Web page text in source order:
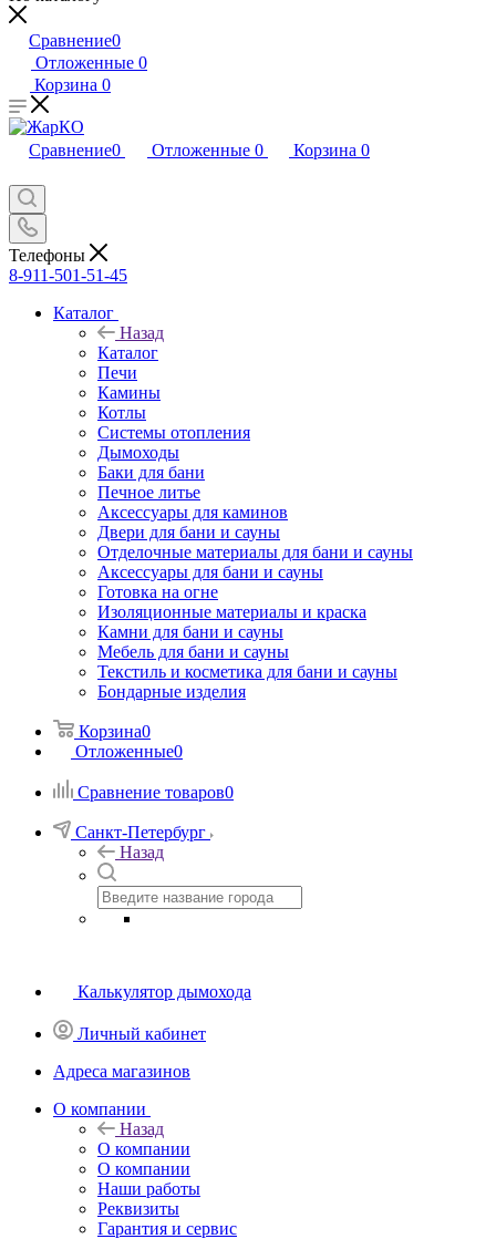
Сравнение0
Отложенные 0
Корзина 0
Сравнение0 Отложенные 0 Корзина 0
Телефоны
8-911-501-51-45
Каталог
Назад
Каталог
Печи
Камины
Котлы
Системы отопления
Дымоходы
Баки для бани
Печное литье
Аксессуары для каминов
Двери для бани и сауны
Отделочные материалы для бани и сауны
Аксессуары для бани и сауны
Готовка на огне
Изоляционные материалы и краска
Камни для бани и сауны
Мебель для бани и сауны
Текстиль и косметика для бани и сауны
Бондарные изделия
Корзина0
Отложенные0
Сравнение товаров0
Санкт-Петербург
Назад
Калькулятор дымохода
Личный кабинет
Адреса магазинов
O компании
Назад
O компании
О компании
Наши работы
Реквизиты
Гарантия и сервис